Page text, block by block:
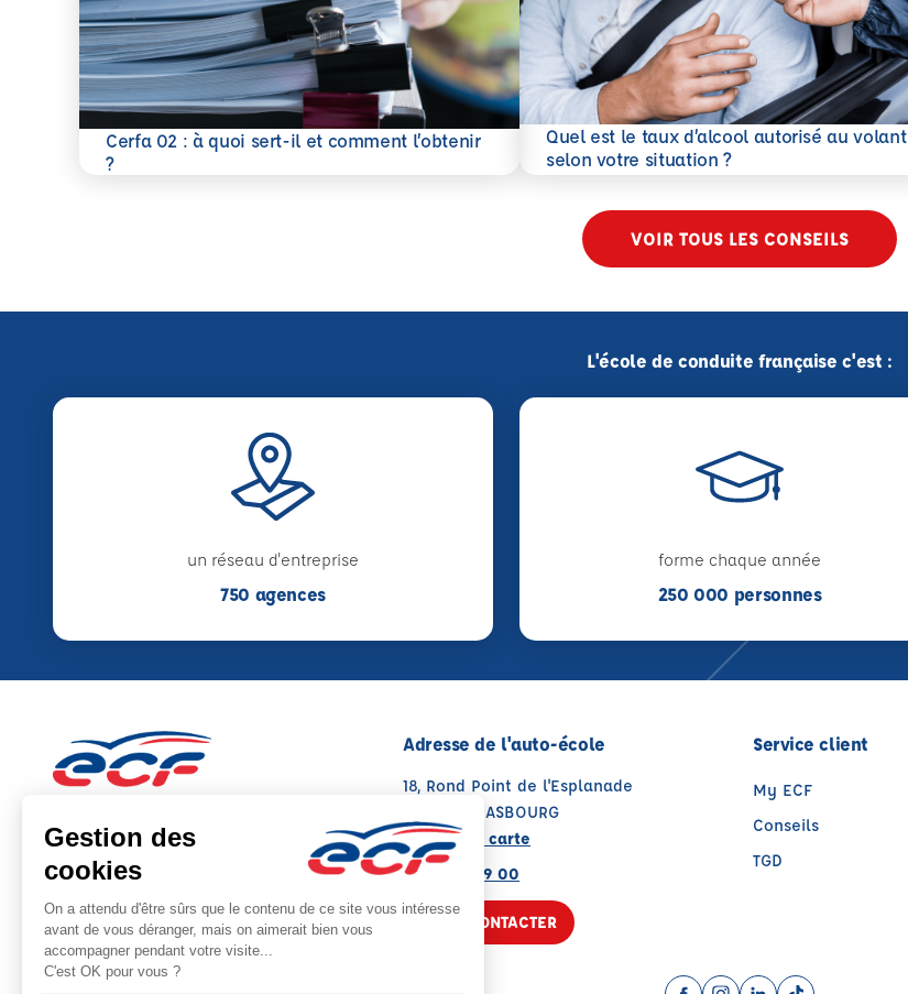
Cerfa 02 : à quoi sert-il et comment l’obtenir
?
En savoir plus
Quel est le taux d’alcool autorisé au volant
selon votre situation ?
En savoir plus
VOIR TOUS LES CONSEILS
L'école de conduite française c'est :
un réseau d'entreprise
750 agences
forme chaque année
250 000 personnes
Note : 4.8/5
Moyenne calculée sur 189 avis
Adresse de l'auto-école
18, Rond Point de l'Esplanade
67000 STRASBOURG
Voir sur la carte
03 88 61 99 00
NOUS CONTACTER
Service client
My ECF
Conseils
TGD